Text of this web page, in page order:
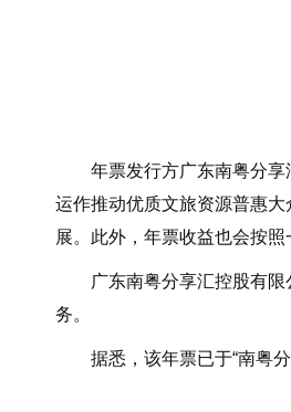
年票发行方广东南粤分享汇
运作推动优质文旅资源普惠
展。此外，年票收益也会按照
广东南粤分享汇控股有限公
务。
据悉，该年票已于“南粤分